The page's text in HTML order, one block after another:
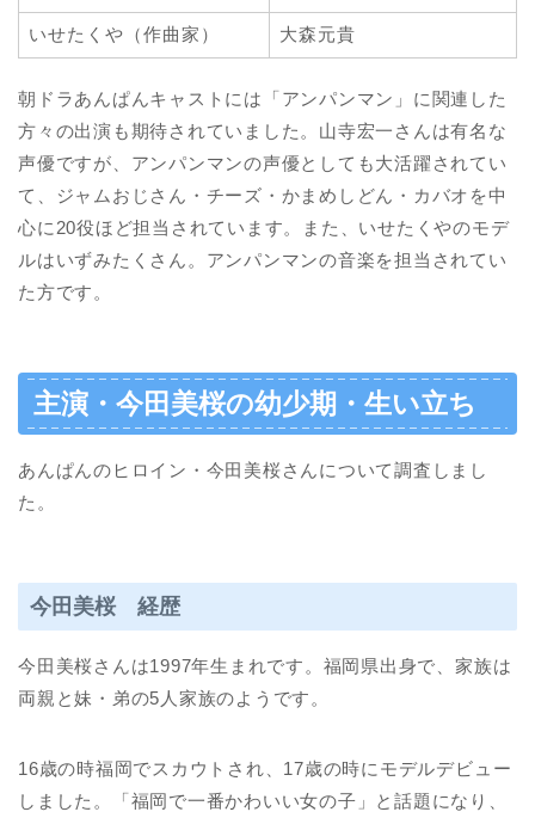
いせたくや（作曲家） 大森元貴
朝ドラあんぱんキャストには「アンパンマン」に関連した
方々の出演も期待されていました。山寺宏一さんは有名な
声優ですが、アンパンマンの声優としても大活躍されてい
て、ジャムおじさん・チーズ・かまめしどん・カバオを中
心に20役ほど担当されています。また、いせたくやのモデ
ルはいずみたくさん。アンパンマンの音楽を担当されてい
た方です。
主演・今田美桜の幼少期・生い立ち
あんぱんのヒロイン・今田美桜さんについて調査しまし
た。
今田美桜 経歴
今田美桜さんは1997年生まれです。福岡県出身で、家族は
両親と妹・弟の5人家族のようです。
16歳の時福岡でスカウトされ、17歳の時にモデルデビュー
しました。「福岡で一番かわいい女の子」と話題になり、